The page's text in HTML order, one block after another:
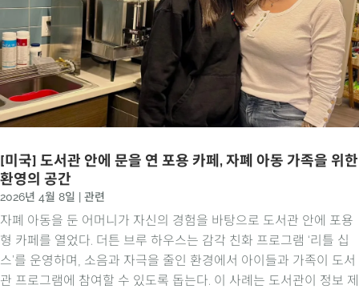
[미국] 도서관 안에 문을 연 포용 카페, 자폐 아동 가족을 위한
환영의 공간
2026년 4월 8일 관련
자폐 아동을 둔 어머니가 자신의 경험을 바탕으로 도서관 안에 포용
형 카페를 열었다. 더튼 브루 하우스는 감각 친화 프로그램 ‘리틀 십
스’를 운영하며, 소음과 자극을 줄인 환경에서 아이들과 가족이 도서
관 프로그램에 참여할 수 있도록 돕는다. 이 사례는 도서관이 정보 제